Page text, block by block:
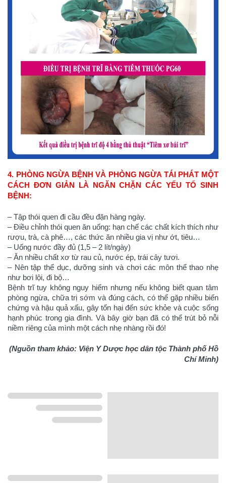
4. PHÒNG NGỪA BỆNH VÀ PHÒNG NGỪA TÁI PHÁT MỘT
CÁCH ĐƠN GIẢN LÀ NGĂN CHẶN CÁC YẾU TỐ SINH
BỆNH:
– Tập thói quen đi cầu đều đặn hàng ngày.
– Điều chỉnh thói quen ăn uống: hạn chế các chất kích thích như
rượu, trà, cà phê…, các thức ăn nhiều gia vị như ớt, tiêu…
– Uống nước đầy đủ (1,5 – 2 lít/ngày)
– Ăn nhiều chất xơ từ rau củ, nước ép, trái cây tươi.
– Nên tập thể dục, dưỡng sinh và chơi các môn thể thao nhẹ
như bơi lội, đi bộ…
Bệnh trĩ tuy không nguy hiểm nhưng nếu không biết quan tâm
phòng ngừa, chữa trị sớm và đúng cách, có thể gặp nhiều biến
chứng và hậu quả xấu, gây tổn hại đến sức khỏe và cuộc sống
hạnh phúc trong gia đình. Và bây giờ bạn đã có thể trút bỏ nỗi
niềm riêng của mình một cách nhẹ nhàng rồi đó!
(Nguồn tham khảo: Viện Y Dược học dân tộc Thành phố Hồ
Chí Minh)